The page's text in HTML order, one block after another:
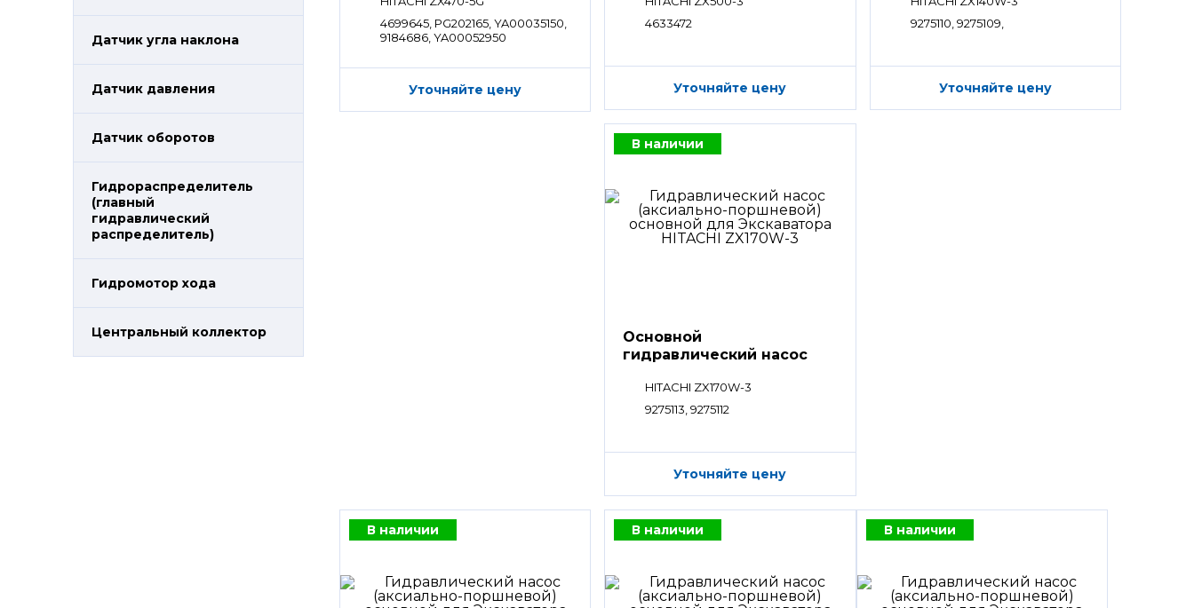
Датчик угла наклона
Датчик давления
Датчик оборотов
Гидрораспределитель
(главный
гидравлический
распределитель)
Гидромотор хода
Центральный коллектор
4699645, PG202165, YA00035150,
9184686, YA00052950
Уточняйте цену
4633472
Уточняйте цену
9275110, 9275109,
Уточняйте цену
В наличии
Основной
гидравлический насос
HITACHI ZX170W-3
9275113, 9275112
Уточняйте цену
В наличии В наличии В наличии